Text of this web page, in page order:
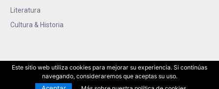
Literatura
Cultura & Historia
Este sitio web utiliza cookies para mejorar su experiencia. Si continúas
navegando, consideraremos que aceptas su uso.